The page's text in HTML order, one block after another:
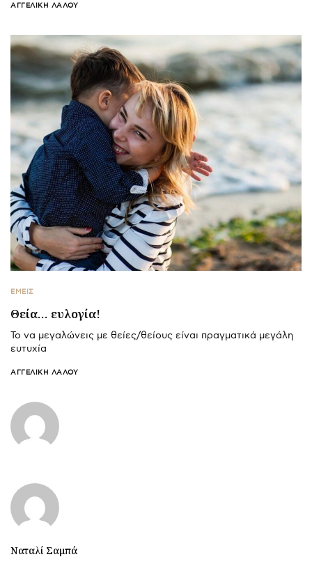
ΑΓΓΕΛΙΚΉ ΛΆΛΟΥ
ΕΜΕΙΣ
Θεία… ευλογία!
Το να μεγαλώνεις με θείες/θείους είναι πραγματικά μεγάλη
ευτυχία
ΑΓΓΕΛΙΚΉ ΛΆΛΟΥ
Ναταλί Σαμπά